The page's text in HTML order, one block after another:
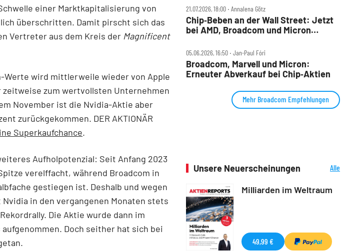
einer Marktkapitalisierung von
überschritten. Damit pirscht sich das
Vertreter aus dem Kreis der Magnificent
Werte wird mittlerweile wieder von Apple
zum wertvollsten Unternehmen
November ist die Nvidia-Aktie aber
zurückgekommen. DER AKTIONÄR
Superkaufchance.
Aufholpotenzial: Seit Anfang 2023
verelffacht, während Broadcom in
gestiegen ist. Deshalb und wegen
in den vergangenen Monaten stets
Die Aktie wurde dann im
Doch seither hat sich bei
21.07.2026, 18:00 ‧ Annalena Götz
Chip‑Beben an der Wall Street: Jetzt
bei AMD, Broadcom und Micron
05.06.2026, 16:50 ‧ Jan-Paul Fóri
Broadcom, Marvell und Micron:
Erneuter Abverkauf bei Chip‑Aktien
Mehr Broadcom Empfehlungen
Unsere Neuerscheinungen
Alle
Milliarden im Weltraum
49,99 €